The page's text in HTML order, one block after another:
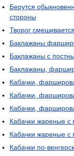
Берутся
стороны
Творог
Баклажаны
Баклажаны с
Баклажаны,
Кабачки,
Кабачки,
Кабачки,
Кабачки жареные
Кабачки жареные с
Кабачки по-